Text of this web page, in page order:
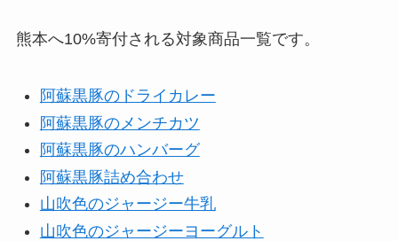
熊本へ10%寄付される対象商品一覧です。
阿蘇黒豚のドライカレー
阿蘇黒豚のメンチカツ
阿蘇黒豚のハンバーグ
阿蘇黒豚詰め合わせ
山吹色のジャージー牛乳
山吹色のジャージーヨーグルト